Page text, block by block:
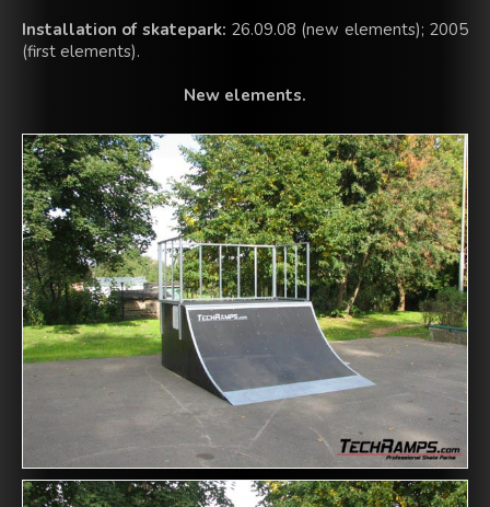
Installation of skatepark: 26.09.08 (new elements); 2005
(first elements).
New elements.